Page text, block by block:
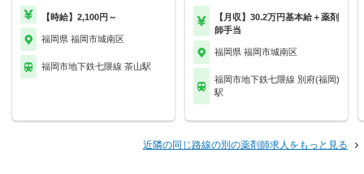
【時給】2,100円～
福岡県 福岡市城南区
福岡市地下鉄七隈線 茶山駅
【月収】30.2万円基本給＋薬剤
師手当
福岡県 福岡市城南区
福岡市地下鉄七隈線 別府(福岡)
駅
近隣の同じ路線の別の薬剤師求人をもっと見る